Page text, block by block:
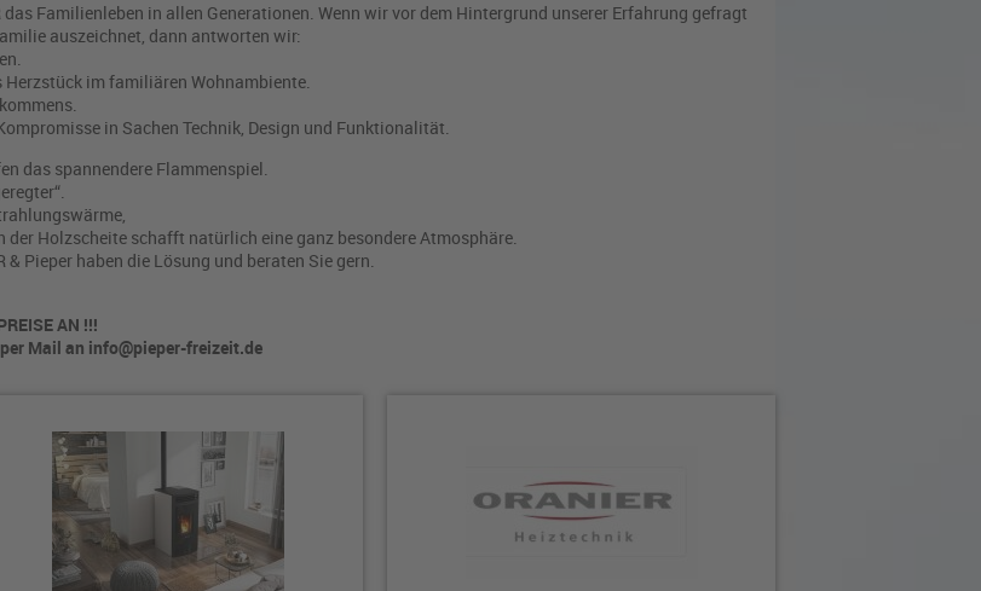
Familienleben in allen Generationen. Wenn wir vor dem Hintergrund unserer Erfahrung gefragt
auszeichnet, dann antworten wir:
im familiären Wohnambiente.
in Sachen Technik, Design und Funktionalität.
das spannendere Flammenspiel.
Holzscheite schafft natürlich eine ganz besondere Atmosphäre.
Pieper haben die Lösung und beraten Sie gern.
AN !!!
Mail an info@pieper-freizeit.de